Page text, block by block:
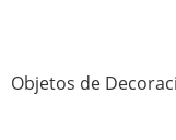
Objetos de